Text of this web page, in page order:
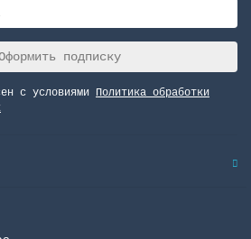
подписку
с условиями Политика обработки